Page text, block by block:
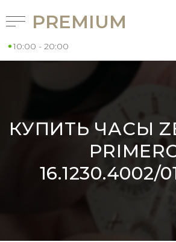
PREMIUM
10:00 - 20:00
КУПИТЬ ЧАСЫ
16.1230.4002/